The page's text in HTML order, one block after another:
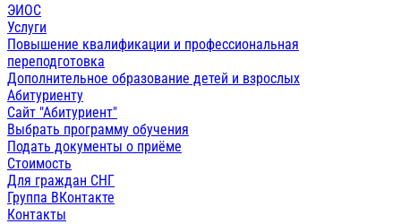
ЭИОС
Услуги
Повышение квалификации и профессиональная
переподготовка
Дополнительное образование детей и взрослых
Абитуриенту
Сайт "Абитуриент"
Выбрать программу обучения
Подать документы о приёме
Стоимость
Для граждан СНГ
Группа ВКонтакте
Контакты